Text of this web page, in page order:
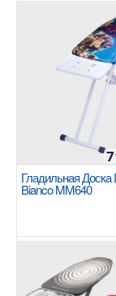
yeri (sağ ve
Availability
Гладильная Доска
Bianco MM640